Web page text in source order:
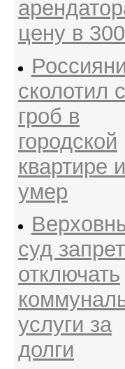
цену в
сколотил
гроб в
городской
квартире и
умер
суд
отключать
услуги за
долги